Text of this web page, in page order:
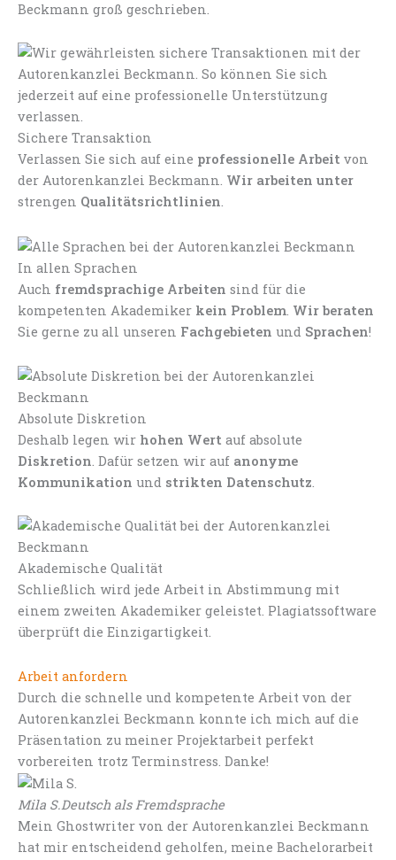
Beckmann groß geschrieben.
Sichere Transaktion
Verlassen Sie sich auf eine professionelle Arbeit von
der Autorenkanzlei Beckmann. Wir arbeiten unter
strengen Qualitätsrichtlinien.
In allen Sprachen
Auch fremdsprachige Arbeiten sind für die
kompetenten Akademiker kein Problem. Wir beraten
Sie gerne zu all unseren Fachgebieten und Sprachen!
Absolute Diskretion
Deshalb legen wir hohen Wert auf absolute
Diskretion . Dafür setzen wir auf anonyme
Kommunikation und strikten Datenschutz
Akademische Qualität
Schließlich wird jede Arbeit in Abstimmung mit
einem zweiten Akademiker geleistet. Plagiatssoftware
überprüft die Einzigartigkeit.
Arbeit anfordern
Durch die schnelle und kompetente Arbeit von der
Autorenkanzlei Beckmann konnte ich mich auf die
Präsentation zu meiner Projektarbeit perfekt
vorbereiten trotz Terminstress. Danke!
Mila S.Deutsch als Fremdsprache
Mein Ghostwriter von der Autorenkanzlei Beckmann
hat mir entscheidend geholfen, meine Bachelorarbeit